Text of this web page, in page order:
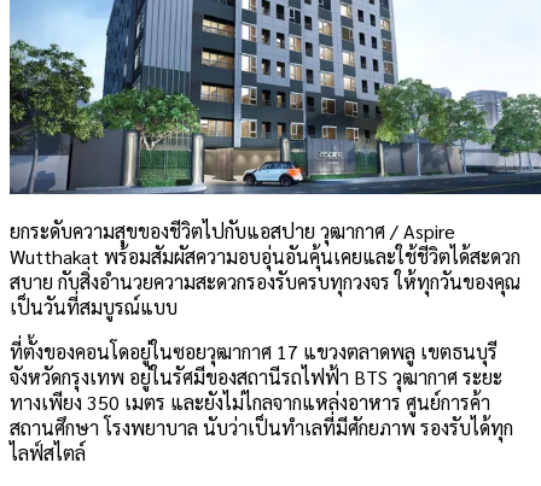
ยกระดับความสุขของชีวิตไปกับแอสปาย วุฒากาศ / Aspire
Wutthakat พร้อมสัมผัสความอบอุ่นอันคุ้นเคยและใช้ชีวิตได้สะดวก
สบาย กับสิ่งอำนวยความสะดวกรองรับครบทุกวงจร ให้ทุกวันของคุณ
เป็นวันที่สมบูรณ์แบบ
ที่ตั้งของคอนโดอยู่ในซอยวุฒากาศ 17 แขวงตลาดพลู เขตธนบุรี
จังหวัดกรุงเทพ อยู่ในรัศมีของสถานีรถไฟฟ้า BTS วุฒากาศ ระยะ
ทางเพียง 350 เมตร และยังไม่ไกลจากแหล่งอาหาร ศูนย์การค้า
สถานศึกษา โรงพยาบาล นับว่าเป็นทำเลที่มีศักยภาพ รองรับได้ทุก
ไลฟ์สไตล์